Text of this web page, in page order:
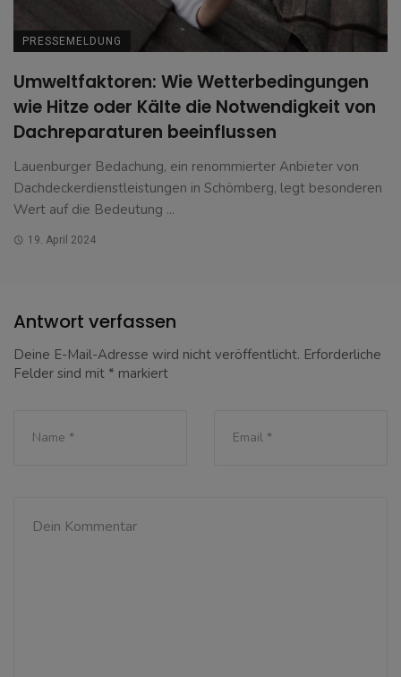
PRESSEMELDUNG
Umweltfaktoren: Wie Wetterbedingungen
wie Hitze oder Kälte die Notwendigkeit von
Dachreparaturen beeinflussen
Lauenburger Bedachung, ein renommierter Anbieter von
Dachdeckerdienstleistungen in Schömberg, legt besonderen
Wert auf die Bedeutung ...
19. April 2024
Antwort verfassen
Deine E-Mail-Adresse wird nicht veröffentlicht. Erforderliche
Felder sind mit * markiert